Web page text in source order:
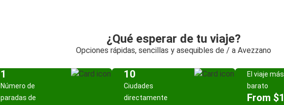
¿Qué esperar de tu viaje?
Opciones rápidas, sencillas y asequibles de / a Avezzano
1
Número de
paradas de
10
Ciudades
directamente
El viaje más
barato
From